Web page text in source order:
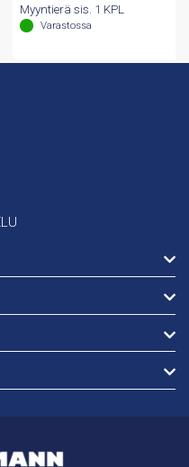
Myyntierä sis. 1 KPL
Varastossa